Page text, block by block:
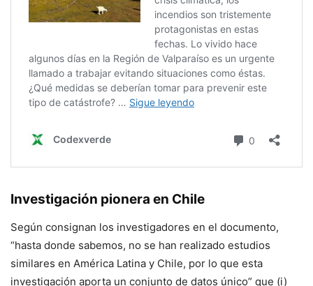
Investigación pionera en Chile
Según consignan los investigadores en el documento,
“hasta donde sabemos, no se han realizado estudios
similares en América Latina y Chile, por lo que esta
investigación aporta un conjunto de datos único” que (i)